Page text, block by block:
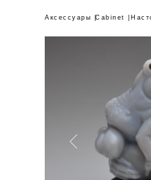
Аксессуары |Cabinet |